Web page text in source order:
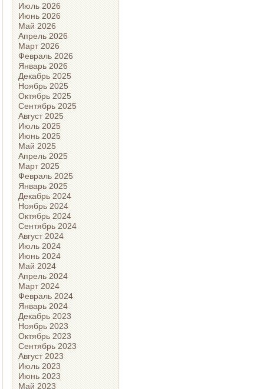
Июль 2026
Июнь 2026
Май 2026
Апрель 2026
Март 2026
Февраль 2026
Январь 2026
Декабрь 2025
Ноябрь 2025
Октябрь 2025
Сентябрь 2025
Август 2025
Июль 2025
Июнь 2025
Май 2025
Апрель 2025
Март 2025
Февраль 2025
Январь 2025
Декабрь 2024
Ноябрь 2024
Октябрь 2024
Сентябрь 2024
Август 2024
Июль 2024
Июнь 2024
Май 2024
Апрель 2024
Март 2024
Февраль 2024
Январь 2024
Декабрь 2023
Ноябрь 2023
Октябрь 2023
Сентябрь 2023
Август 2023
Июль 2023
Июнь 2023
Май 2023